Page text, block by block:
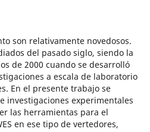
son relativamente novedosos.
del pasado siglo, siendo la
de 2000 cuando se desarrolló
a escala de laboratorio
En el presente trabajo se
investigaciones experimentales
las herramientas para el
en ese tipo de vertedores,